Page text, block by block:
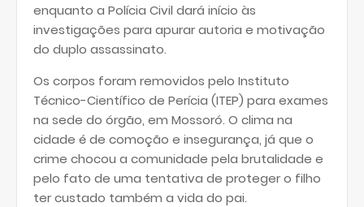
enquanto a Polícia Civil dará início às
investigações para apurar autoria e motivação
do duplo assassinato.
Os corpos foram removidos pelo Instituto
Técnico-Científico de Perícia (ITEP) para exames
na sede do órgão, em Mossoró. O clima na
cidade é de comoção e insegurança, já que o
crime chocou a comunidade pela brutalidade e
pelo fato de uma tentativa de proteger o filho
ter custado também a vida do pai.